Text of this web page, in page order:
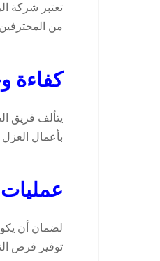
تعتبر شركة
من
كفاءة
يتألف فريق
بأعمال
لضمان أن
توفير فرص